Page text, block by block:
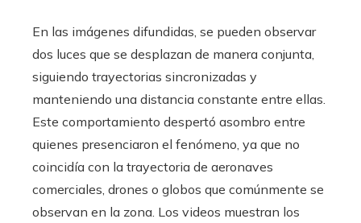
En las imágenes difundidas, se pueden observar
dos luces que se desplazan de manera conjunta,
siguiendo trayectorias sincronizadas y
manteniendo una distancia constante entre ellas.
Este comportamiento despertó asombro entre
quienes presenciaron el fenómeno, ya que no
coincidía con la trayectoria de aeronaves
comerciales, drones o globos que comúnmente se
observan en la zona. Los videos muestran los